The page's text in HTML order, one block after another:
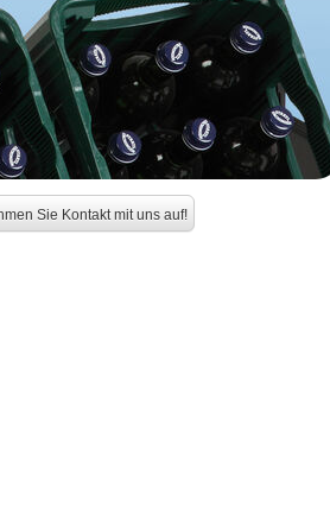
Sie Kontakt mit uns auf!